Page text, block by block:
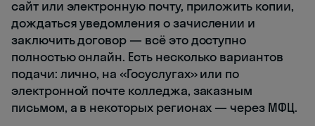
сайт или электронную почту, приложить копии,
дождаться уведомления о зачислении и
заключить договор — всё это доступно
полностью онлайн. Есть несколько вариантов
подачи: лично, на «Госуслугах» или по
электронной почте колледжа, заказным
письмом, а в некоторых регионах — через МФЦ.